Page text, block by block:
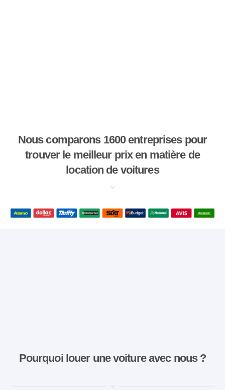
Nous comparons 1600 entreprises pour
trouver le meilleur prix en matière de
location de voitures
Pourquoi louer une voiture avec nous ?